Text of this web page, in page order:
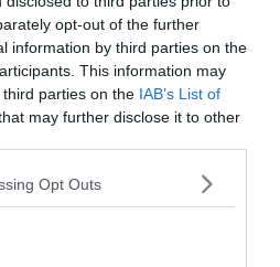
opt-out of the further
information by third parties on the
This information may
parties on the IAB’s List of
may further disclose it to other
Opt Outs
Crédit photo :Airbnb
:parking gratuit dans la rue